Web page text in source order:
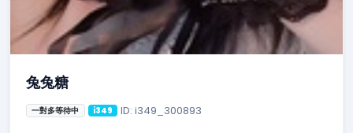
兔兔糖
一對多等待中 i349 ID: i349_300893